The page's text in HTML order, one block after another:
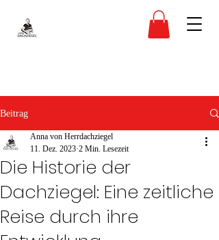
Beitrag
Die Historie der
Dachziegel: Eine zeitliche
Reise durch ihre
Anna von Herrdachziegel
11. Dez. 2023 2 Min. Lesezeit